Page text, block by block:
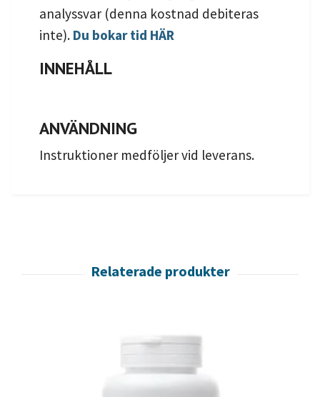
analyssvar (denna kostnad debiteras
inte). Du bokar tid HÄR
INNEHÅLL
ANVÄNDNING
Instruktioner medföljer vid leverans.